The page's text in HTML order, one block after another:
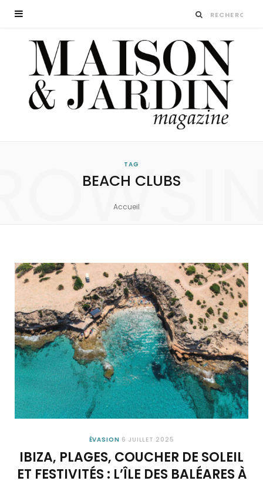
TAG
BEACH CLUBS
Accueil
ÉVASION 6 JUILLET 2025
IBIZA, PLAGES, COUCHER DE SOLEIL
ET FESTIVITÉS : L’ÎLE DES BALÉARES À